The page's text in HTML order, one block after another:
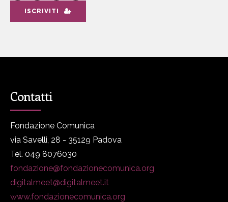
ISCRIVITI
Contatti
Fondazione Comunica
via Savelli, 28 - 35129 Padova
Tel. 049 8076030
fondazione@fondazionecomunica.org
digitalmeet@digitalmeet.it
www.fondazionecomunica.org